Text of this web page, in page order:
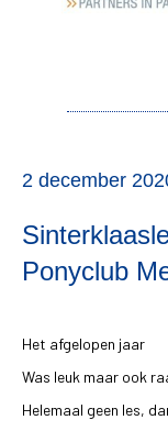
2 december
Ponyclub
Het afgelopen jaar
Was leuk maar ook
Helemaal geen les,